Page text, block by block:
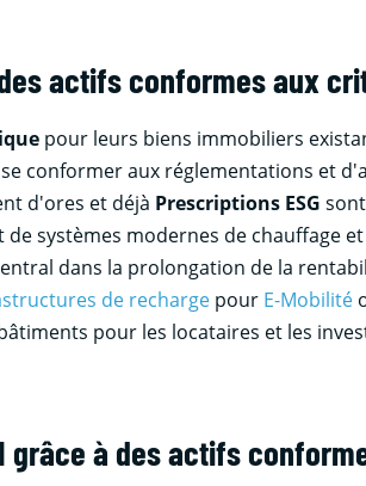
actifs conformes aux
pour leurs biens immobiliers
conformer aux réglementations et
d'ores et déjà Prescriptions ESG
systèmes modernes de chauffage
dans la prolongation de la
de recharge pour E-Mobilité
pour les locataires et les
grâce à des actifs